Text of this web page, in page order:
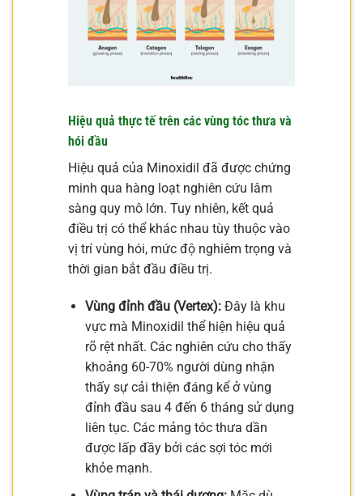
Hiệu quả thực tế trên các vùng tóc thưa và
hói đầu
Hiệu quả của Minoxidil đã được chứng
minh qua hàng loạt nghiên cứu lâm
sàng quy mô lớn. Tuy nhiên, kết quả
điều trị có thể khác nhau tùy thuộc vào
vị trí vùng hói, mức độ nghiêm trọng và
thời gian bắt đầu điều trị.
Vùng đỉnh đầu (Vertex):Đây là khu
vực mà Minoxidil thể hiện hiệu quả
rõ rệt nhất. Các nghiên cứu cho thấy
khoảng 60-70% người dùng nhận
thấy sự cải thiện đáng kể ở vùng
đỉnh đầu sau 4 đến 6 tháng sử dụng
liên tục. Các mảng tóc thưa dần
được lấp đầy bởi các sợi tóc mới
khỏe mạnh.